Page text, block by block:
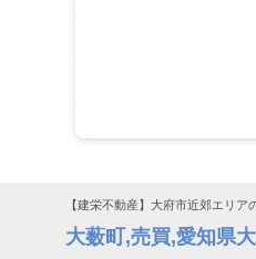
【建栄不動産】大府市近郊エリア
大薮町,売買,愛知県